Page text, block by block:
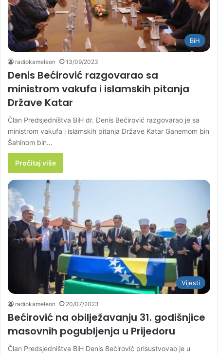
BiH
radiokameleon 13/09/2023
Denis Bećirović razgovarao sa
ministrom vakufa i islamskih pitanja
Države Katar
Član Predsjedništva BiH dr. Denis Bećirović razgovarao je sa
ministrom vakufa i islamskih pitanja Države Katar Ganemom bin
Šahinom bin…
Pročitaj više
Vijesti
radiokameleon 20/07/2023
Bećirović na obilježavanju 31. godišnjice
masovnih pogubljenja u Prijedoru
Član Predsjedništva BiH Denis Bećirović prisustvovao je u